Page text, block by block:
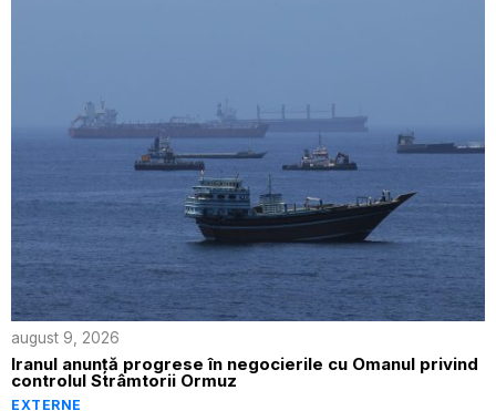
august 9, 2026
Iranul anunță progrese în negocierile cu Omanul privind
controlul Strâmtorii Ormuz
EXTERNE